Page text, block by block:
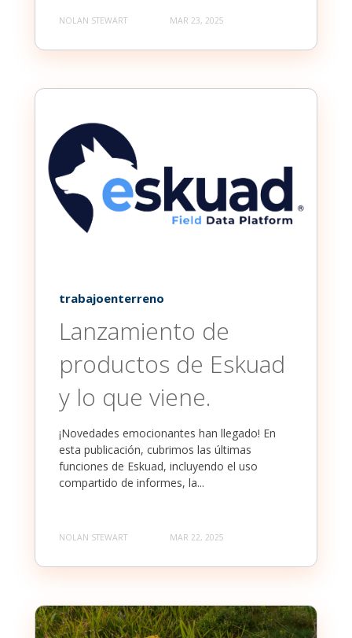
NOLAN STEWART MAR 23, 2025
trabajoenterreno
Lanzamiento de
productos de Eskuad
y lo que viene.
¡Novedades emocionantes han llegado! En
esta publicación, cubrimos las últimas
funciones de Eskuad, incluyendo el uso
compartido de informes, la...
NOLAN STEWART MAR 22, 2025